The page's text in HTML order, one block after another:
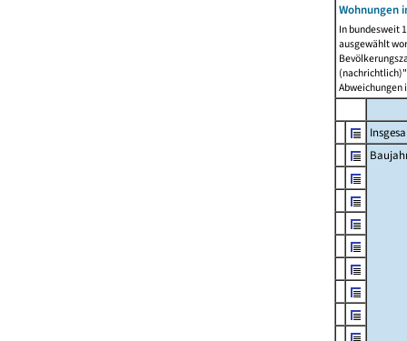
Wohnungen
In bundesweit
ausgewählt
Abweichungen